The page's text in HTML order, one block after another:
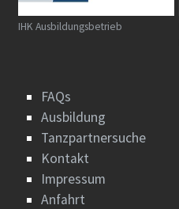
IHK Ausbildungsbetrieb
FAQs
Ausbildung
Tanzpartnersuche
Kontakt
Impressum
Anfahrt